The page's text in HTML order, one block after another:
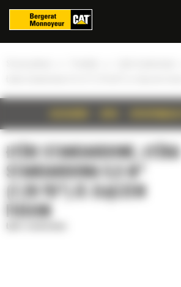
ŁYŻKI STANDARDOWE, ŁYŻKA
STANDARDOWA 5,5 M³
(7,20 YD³) ZE ZŁĄCZEM
FUSION
Panel zarządzania plikami cookies